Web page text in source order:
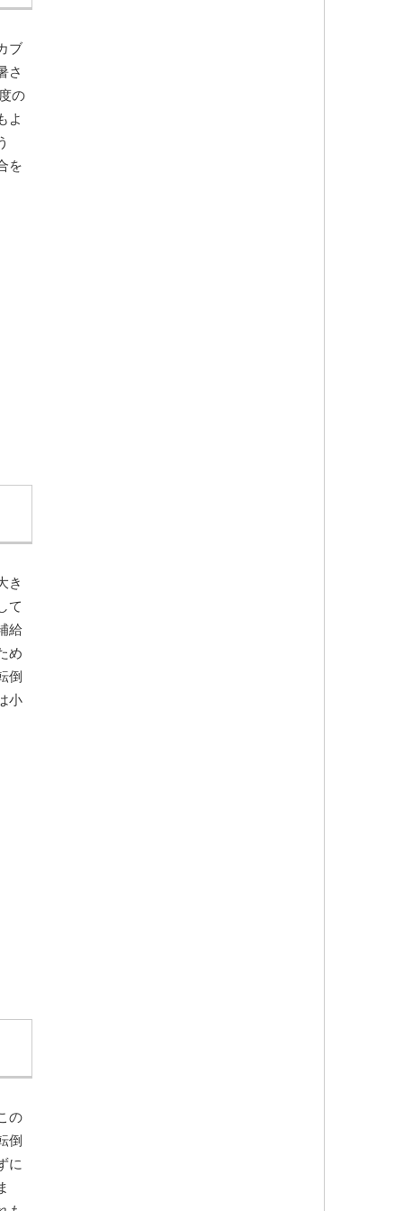
ブ
さ
の
よ
を
き
て
給
め
倒
小
の
倒
に